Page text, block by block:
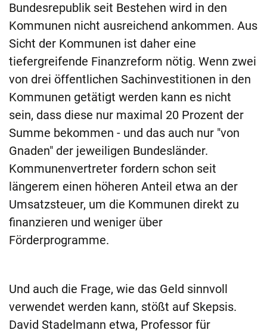
Bundesrepublik seit Bestehen wird in den
Kommunen nicht ausreichend ankommen. Aus
Sicht der Kommunen ist daher eine
tiefergreifende Finanzreform nötig. Wenn zwei
von drei öffentlichen Sachinvestitionen in den
Kommunen getätigt werden kann es nicht
sein, dass diese nur maximal 20 Prozent der
Summe bekommen - und das auch nur "von
Gnaden" der jeweiligen Bundesländer.
Kommunenvertreter fordern schon seit
längerem einen höheren Anteil etwa an der
Umsatzsteuer, um die Kommunen direkt zu
finanzieren und weniger über
Förderprogramme.
Und auch die Frage, wie das Geld sinnvoll
verwendet werden kann, stößt auf Skepsis.
David Stadelmann etwa, Professor für